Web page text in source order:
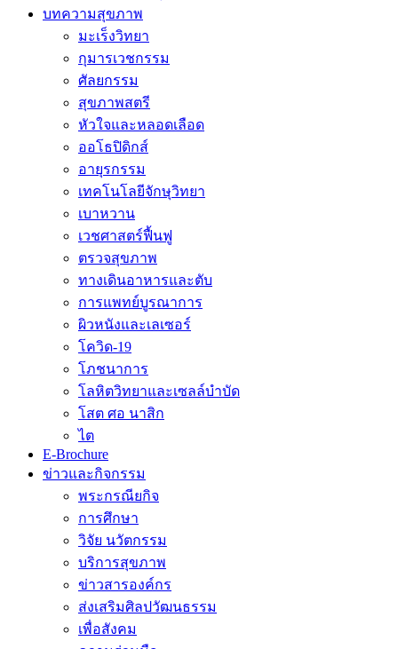
บทความสุขภาพ
มะเร็งวิทยา
กุมารเวชกรรม
ศัลยกรรม
สุขภาพสตรี
หัวใจและหลอดเลือด
ออโธปิดิกส์
อายุรกรรม
เทคโนโลยีจักษุวิทยา
เบาหวาน
เวชศาสตร์ฟื้นฟู
ตรวจสุขภาพ
ทางเดินอาหารและตับ
การแพทย์บูรณาการ
ผิวหนังและเลเซอร์
โควิด-19
โภชนาการ
โลหิตวิทยาและเซลล์บำบัด
โสต ศอ นาสิก
ไต
E-Brochure
ข่าวและกิจกรรม
พระกรณียกิจ
การศึกษา
วิจัย นวัตกรรม
บริการสุขภาพ
ข่าวสารองค์กร
ส่งเสริมศิลปวัฒนธรรม
เพื่อสังคม